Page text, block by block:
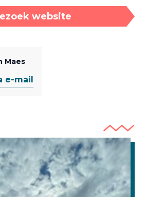
website
Maes
e-mail